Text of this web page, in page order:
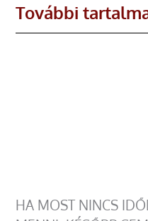
További
HA MOST NINCS